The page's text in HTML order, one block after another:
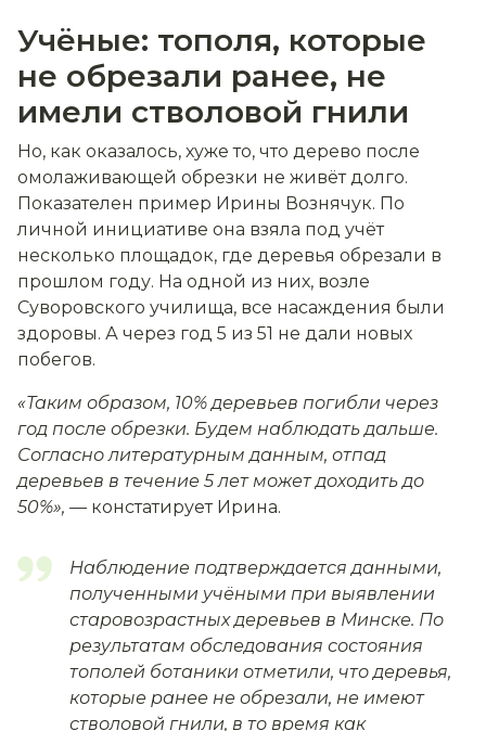
Учёные: тополя, которые
не обрезали ранее, не
имели стволовой гнили
Но, как оказалось, хуже то, что дерево после
омолаживающей обрезки не живёт долго.
Показателен пример Ирины Вознячук. По
личной инициативе она взяла под учёт
несколько площадок, где деревья обрезали в
прошлом году. На одной из них, возле
Суворовского училища, все насаждения были
здоровы. А через год 5 из 51 не дали новых
побегов.
«Таким образом, 10% деревьев погибли через
год после обрезки. Будем наблюдать дальше.
Согласно литературным данным, отпад
деревьев в течение 5 лет может доходить до
50%», — констатирует Ирина.
Наблюдение подтверждается данными,
полученными учёными при выявлении
старовозрастных деревьев в Минске. По
результатам обследования состояния
тополей ботаники отметили, что деревья,
которые ранее не обрезали, не имеют
стволовой гнили, в то время как